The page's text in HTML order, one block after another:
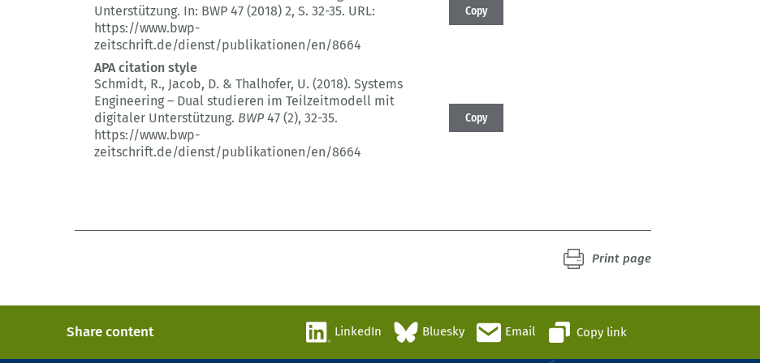
Unterstützung. In: BWP 47 (2018) 2, S. 32-35. URL:
https://www.bwp-
zeitschrift.de/dienst/publikationen/en/8664
Copy
APA citation style
Schmidt, R., Jacob, D. & Thalhofer, U. (2018). Systems
Engineering – Dual studieren im Teilzeitmodell mit
digitaler Unterstützung. BWP47 (2), 32-35.
https://www.bwp-
zeitschrift.de/dienst/publikationen/en/8664
Copy
Print page
Share content LinkedIn Bluesky Email Copy link